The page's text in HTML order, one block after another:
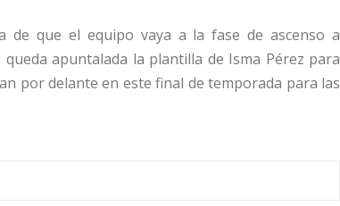
de que el equipo vaya a la fase de ascenso a
apuntalada la plantilla de Isma Pérez para
por delante en este final de temporada para las